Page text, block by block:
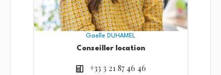
Gaelle DUHAMEL
Conseiller location
+33 3 21 87 46 46